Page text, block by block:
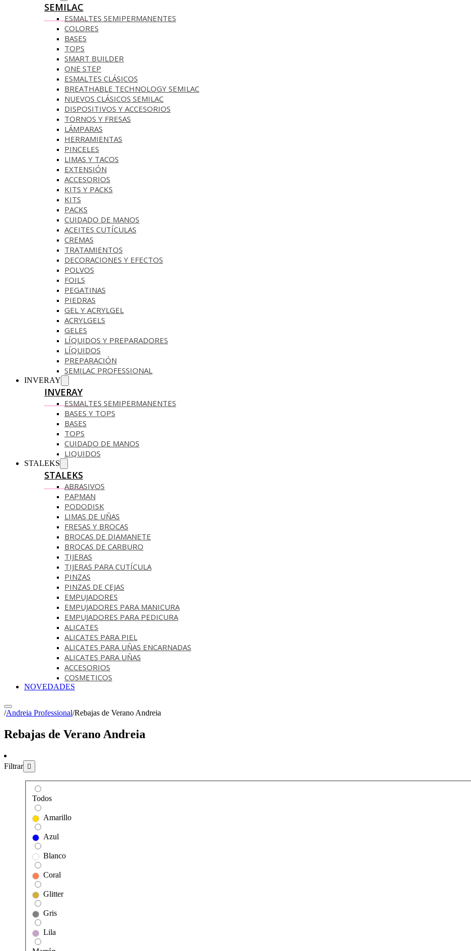
SEMILAC
ESMALTES SEMIPERMANENTES
COLORES
BASES
TOPS
SMART BUILDER
ONE STEP
ESMALTES CLÁSICOS
BREATHABLE TECHNOLOGY SEMILAC
NUEVOS CLÁSICOS SEMILAC
DISPOSITIVOS Y ACCESORIOS
TORNOS Y FRESAS
LÁMPARAS
HERRAMIENTAS
PINCELES
LIMAS Y TACOS
EXTENSIÓN
ACCESORIOS
KITS Y PACKS
KITS
PACKS
CUIDADO DE MANOS
ACEITES CUTÍCULAS
CREMAS
TRATAMIENTOS
DECORACIONES Y EFECTOS
POLVOS
FOILS
PEGATINAS
PIEDRAS
GEL Y ACRYLGEL
ACRYLGELS
GELES
LÍQUIDOS Y PREPARADORES
LÍQUIDOS
PREPARACIÓN
SEMILAC PROFESSIONAL
INVERAY
INVERAY
ESMALTES SEMIPERMANENTES
BASES Y TOPS
BASES
TOPS
CUIDADO DE MANOS
LIQUIDOS
STALEKS
STALEKS
ABRASIVOS
PAPMAN
PODODISK
LIMAS DE UÑAS
FRESAS Y BROCAS
BROCAS DE DIAMANETE
BROCAS DE CARBURO
TIJERAS
TIJERAS PARA CUTÍCULA
PINZAS
PINZAS DE CEJAS
EMPUJADORES
EMPUJADORES PARA MANICURA
EMPUJADORES PARA PEDICURA
ALICATES
ALICATES PARA PIEL
ALICATES PARA UÑAS ENCARNADAS
ALICATES PARA UÑAS
ACCESORIOS
COSMETICOS
NOVEDADES
/Andreia Professional/Rebajas de Verano Andreia
Rebajas de Verano Andreia
Filtrar
Todos
Amarillo
Azul
Blanco
Coral
Glitter
Gris
Lila